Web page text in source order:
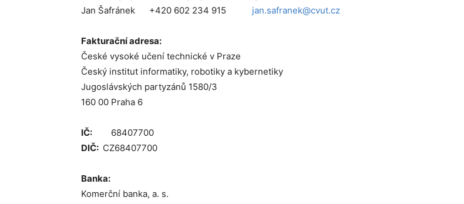
Jan Šafránek +420 602 234 915 jan.safranek@cvut.cz
Fakturační adresa:
České vysoké učení technické v Praze
Český institut informatiky, robotiky a kybernetiky
Jugoslávských partyzánů 1580/3
160 00 Praha 6
IČ: 68407700
DIČ: CZ68407700
Banka:
Komerční banka, a. s.